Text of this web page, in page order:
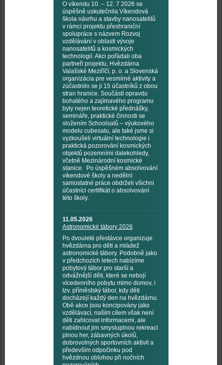
O víkendu 10. – 12. 7 2026 se
úspěšně uskutečnila Víkendová
škola návrhu a stavby nanosatelitů
v rámci projektu přeshraniční
spolupráce s názvem Rozvoj
vzdělávání v oblasti vývoje
nanosatelitů a kosmických
technologií. Akci pořádali oba
partneři projektu, Hvězdárna
Valašské Meziříčí, p. o. a Slovenská
organizácia pre vesmírné aktivity a
zúčastnilo se ji 15 účastníků z obou
stran hranice. Součástí opravdu
bohatého a zajímavého programu
byly nejen teoretické přednášky,
semináře, praktické činnosti se
složením Schoolsatů – výukového
modelu cubesatu, ale také jsme si
vyzkoušeli virtuální technologie i
praktická pozorování kosmických
objektů pozemními dalekohledy,
včetně Mezinárodní kosmické
stanice. Po úspěšném absolvování
víkendové školy a nedělní
samostatné práce obdrželi všichni
účastníci certifikát o absolvování
této školy.
11.05.2026
Astronomické tábory 2026
Po dvouleté přestávce organizuje
hvězdárna pro děti a mládež
astronomické tábory. Podobně jako
v předchozích letech nabízíme
pobytový tábor pro starší a
odvážnější děti, které se nebojí
vícedenního pobytu mimo domov, i
tzv. příměstský tábor, kdy děti
docházejí každý den na hvězdárnu.
Obě akce jsou koncipovány jako
vzdělávací, naším cílem však není
děti zahlcovat informacemi, ale
nabídnout jim smysluplnou rekreaci
plnou her, zábavných úkolů,
dobrovolných sportovních aktivit a
především odpočinku pod
hvězdnou oblohou při nočních